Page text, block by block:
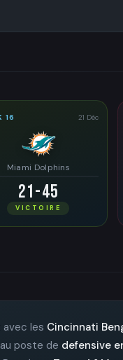
16 21 Déc
Miami Dolphins
21-45
VICTOIRE
avec les Cincinnati
poste de defensive